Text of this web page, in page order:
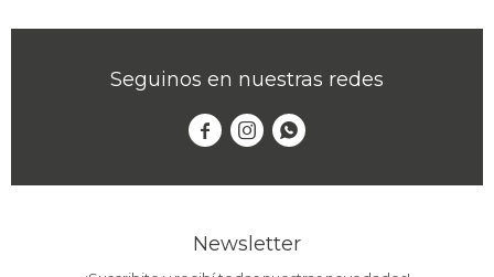
Seguinos en nuestras redes
  
Newsletter